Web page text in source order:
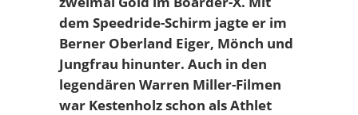
dem Speedride-Schirm jagte er im
Berner Oberland Eiger, Mönch und
Jungfrau hinunter. Auch in den
legendären Warren Miller-Filmen
war Kestenholz schon als Athlet